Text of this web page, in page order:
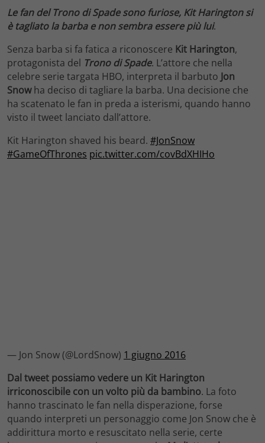
Le fan del Trono di Spade sono furiose, Kit Harington si
è tagliato la barba e non sembra essere più lui.
Senza barba si fa fatica a riconoscere Kit Harington,
protagonista del Trono di Spade. L’attore che nella
celebre serie targata HBO, interpreta il barbuto Jon
Snowha deciso di tagliare la barba. Una decisione che
ha scatenato le fan in preda a isterismi, quando hanno
visto il tweet lanciato dall’attore.
Kit Harington shaved his beard. #JonSnow
#GameOfThrones pic.twitter.com/covBdXHIHo
— Jon Snow (@LordSnow) 1 giugno 2016
Dal tweet possiamo vedere un Kit Harington
irriconoscibile con un volto più da bambino. La foto
hanno trascinato le fan nella disperazione, forse
quando interpreti un personaggio come Jon Snow che è
addirittura morto e resuscitato nella serie, certe